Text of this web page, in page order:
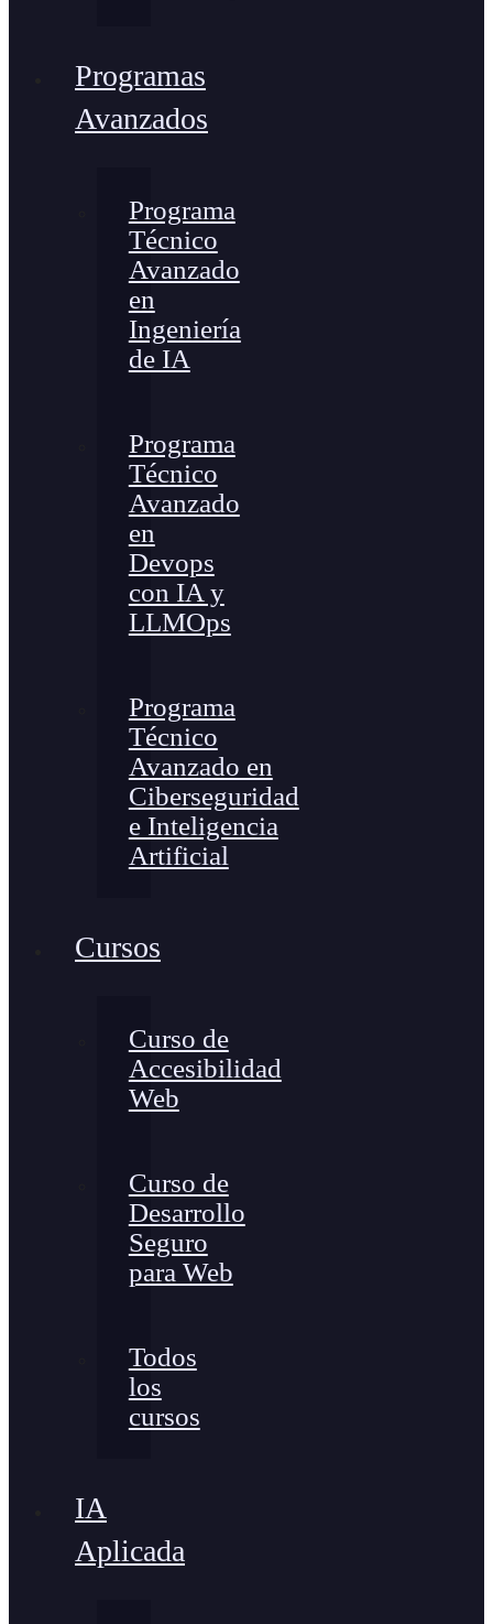
Programas
Avanzados
Programa
Técnico
Avanzado
en
Ingeniería
de IA
Programa
Técnico
Avanzado
en
Devops
con IA y
LLMOps
Programa
Técnico
Avanzado en
Ciberseguridad
e Inteligencia
Artificial
Cursos
Curso de
Accesibilidad
Web
Curso de
Desarrollo
Seguro
para Web
Todos
los
cursos
IA
Aplicada